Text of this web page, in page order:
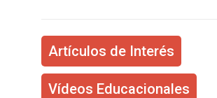
Artículos de Interés
Vídeos Educacionales